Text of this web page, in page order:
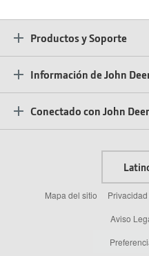
Productos y Soporte
Información de John
Conectado con John
Mapa del sitio
Aviso